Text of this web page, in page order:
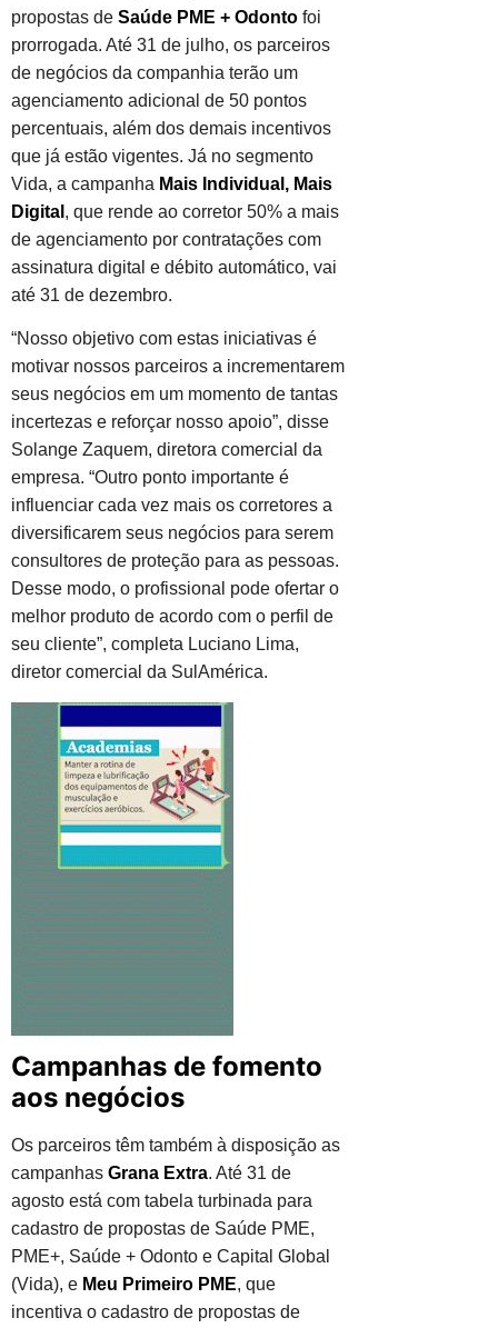
propostas de Saúde PME + Odonto foi
prorrogada. Até 31 de julho, os parceiros
de negócios da companhia terão um
agenciamento adicional de 50 pontos
percentuais, além dos demais incentivos
que já estão vigentes. Já no segmento
Vida, a campanha Mais Individual, Mais
Digital , que rende ao corretor 50% a mais
de agenciamento por contratações com
assinatura digital e débito automático, vai
até 31 de dezembro.
“Nosso objetivo com estas iniciativas é
motivar nossos parceiros a incrementarem
seus negócios em um momento de tantas
incertezas e reforçar nosso apoio”, disse
Solange Zaquem, diretora comercial da
empresa. “Outro ponto importante é
influenciar cada vez mais os corretores a
diversificarem seus negócios para serem
consultores de proteção para as pessoas.
Desse modo, o profissional pode ofertar o
melhor produto de acordo com o perfil de
seu cliente”, completa Luciano Lima,
diretor comercial da SulAmérica.
Campanhas de fomento
aos negócios
Os parceiros têm também à disposição as
campanhas Grana Extra. Até 31 de
agosto está com tabela turbinada para
cadastro de propostas de Saúde PME,
PME+, Saúde + Odonto e Capital Global
(Vida), e Meu Primeiro PME, que
incentiva o cadastro de propostas de